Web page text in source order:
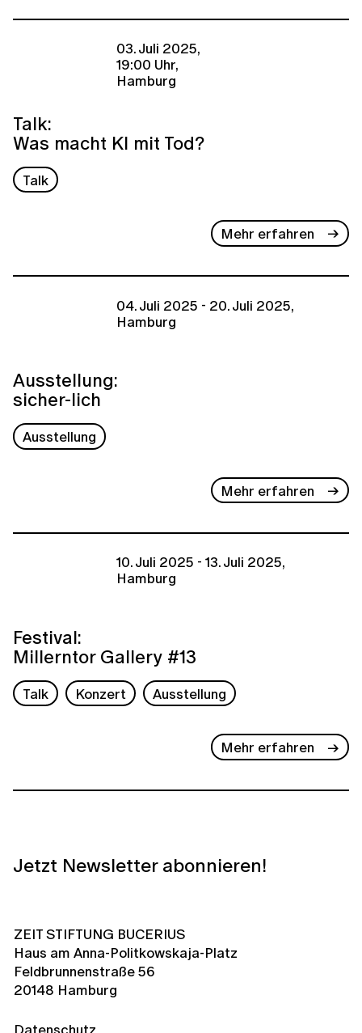
03. Juli 2025,
19:00 Uhr,
Hamburg
Talk:
Was macht KI mit Tod?
Talk
Mehr erfahren
04. Juli 2025 - 20. Juli 2025,
Hamburg
Ausstellung:
sicher-lich
Ausstellung
Mehr erfahren
10. Juli 2025 - 13. Juli 2025,
Hamburg
Festival:
Millerntor Gallery #13
Talk Konzert Ausstellung
Mehr erfahren
Jetzt Newsletter abonnieren!
ZEIT STIFTUNG BUCERIUS
Haus am Anna-Politkowskaja-Platz
Feldbrunnenstraße 56
20148 Hamburg
Datenschutz